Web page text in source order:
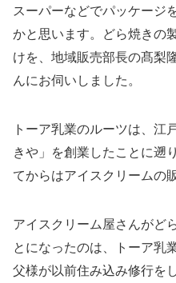
スーパーなどでパッケージ
かと思います。どら焼きの
けを、地域販売部長の髙梨
んにお伺いしました。
トーア乳業のルーツは、江
きや」を創業したことに遡
てからはアイスクリームの
アイスクリーム屋さんがど
とになったのは、トーア乳
父様が以前住み込み修行を